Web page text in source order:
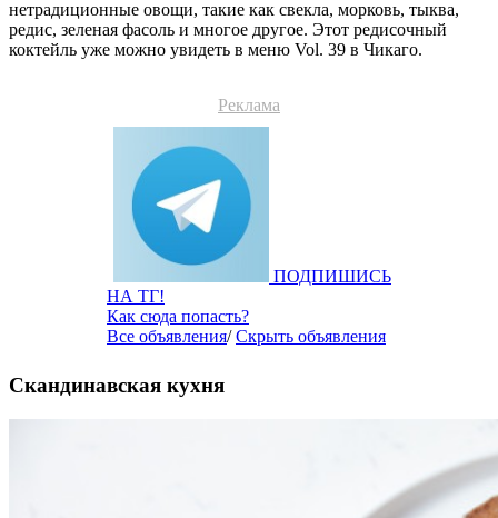
нетрадиционные овощи, такие как свекла, морковь, тыква,
редис, зеленая фасоль и многое другое. Этот редисочный
коктейль уже можно увидеть в меню Vol. 39 в Чикаго.
Реклама
ПОДПИШИСЬ
НА ТГ!
Как сюда попасть?
Все объявления/Скрыть объявления
Скандинавская кухня